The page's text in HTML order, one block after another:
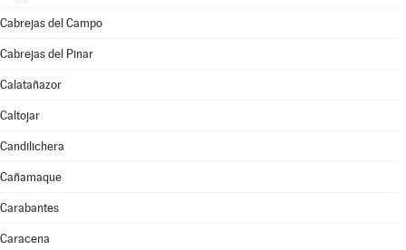
Cabrejas del Campo
Cabrejas del Pinar
Calatañazor
Caltojar
Candilichera
Cañamaque
Carabantes
Caracena